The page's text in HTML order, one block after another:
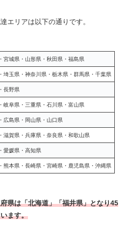
エリアは以下の通りです。
宮城県・山形県・秋田県・福島県
埼玉県・神奈川県・栃木県・群馬県・千葉県
長野県
岐阜県・三重県・石川県・富山県
広島県・岡山県・山口県
滋賀県・兵庫県・奈良県・和歌山県
愛媛県・高知県
熊本県・長崎県・宮崎県・鹿児島県・沖縄県
県は「北海道」「福井県」となり45
ます。